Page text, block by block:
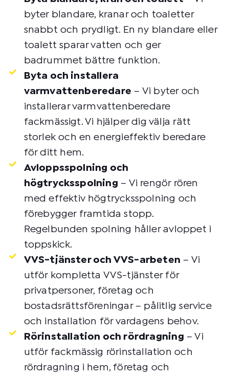
byter blandare, kranar och toaletter
snabbt och prydligt. En ny blandare eller
toalett sparar vatten och ger
badrummet bättre funktion.
Byta och installera
varmvattenberedare – Vi byter och
installerar varmvattenberedare
fackmässigt. Vi hjälper dig välja rätt
storlek och en energieffektiv beredare
för ditt hem.
Avloppsspolning och
högtrycksspolning – Vi rengör rören
med effektiv högtrycksspolning och
förebygger framtida stopp.
Regelbunden spolning håller avloppet i
toppskick.
VVS-tjänster och VVS-arbeten – Vi
utför kompletta VVS-tjänster för
privatpersoner, företag och
bostadsrättsföreningar – pålitlig service
och installation för vardagens behov.
Rörinstallation och rördragning – Vi
utför fackmässig rörinstallation och
rördragning i hem, företag och